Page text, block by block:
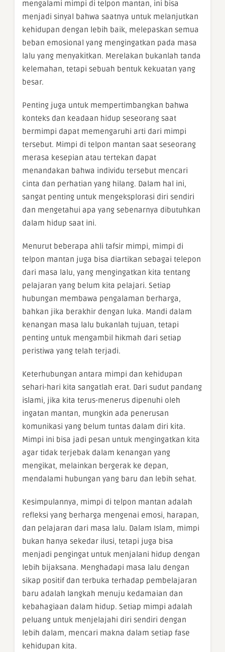
mengalami mimpi di telpon mantan, ini bisa
menjadi sinyal bahwa saatnya untuk melanjutkan
kehidupan dengan lebih baik, melepaskan semua
beban emosional yang mengingatkan pada masa
lalu yang menyakitkan. Merelakan bukanlah tanda
kelemahan, tetapi sebuah bentuk kekuatan yang
besar.
Penting juga untuk mempertimbangkan bahwa
konteks dan keadaan hidup seseorang saat
bermimpi dapat memengaruhi arti dari mimpi
tersebut. Mimpi di telpon mantan saat seseorang
merasa kesepian atau tertekan dapat
menandakan bahwa individu tersebut mencari
cinta dan perhatian yang hilang. Dalam hal ini,
sangat penting untuk mengeksplorasi diri sendiri
dan mengetahui apa yang sebenarnya dibutuhkan
dalam hidup saat ini.
Menurut beberapa ahli tafsir mimpi, mimpi di
telpon mantan juga bisa diartikan sebagai telepon
dari masa lalu, yang mengingatkan kita tentang
pelajaran yang belum kita pelajari. Setiap
hubungan membawa pengalaman berharga,
bahkan jika berakhir dengan luka. Mandi dalam
kenangan masa lalu bukanlah tujuan, tetapi
penting untuk mengambil hikmah dari setiap
peristiwa yang telah terjadi.
Keterhubungan antara mimpi dan kehidupan
sehari-hari kita sangatlah erat. Dari sudut pandang
islami, jika kita terus-menerus dipenuhi oleh
ingatan mantan, mungkin ada penerusan
komunikasi yang belum tuntas dalam diri kita.
Mimpi ini bisa jadi pesan untuk mengingatkan kita
agar tidak terjebak dalam kenangan yang
mengikat, melainkan bergerak ke depan,
mendalami hubungan yang baru dan lebih sehat.
Kesimpulannya, mimpi di telpon mantan adalah
refleksi yang berharga mengenai emosi, harapan,
dan pelajaran dari masa lalu. Dalam Islam, mimpi
bukan hanya sekedar ilusi, tetapi juga bisa
menjadi pengingat untuk menjalani hidup dengan
lebih bijaksana. Menghadapi masa lalu dengan
sikap positif dan terbuka terhadap pembelajaran
baru adalah langkah menuju kedamaian dan
kebahagiaan dalam hidup. Setiap mimpi adalah
peluang untuk menjelajahi diri sendiri dengan
lebih dalam, mencari makna dalam setiap fase
kehidupan kita.